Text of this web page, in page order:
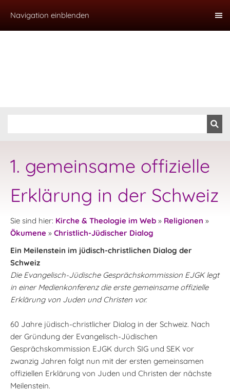
Navigation einblenden
1. gemeinsame offizielle
Erklärung in der Schweiz
Sie sind hier: Kirche & Theologie im Web » Religionen »
Ökumene » Christlich-Jüdischer Dialog
Ein Meilenstein im jüdisch-christlichen Dialog der
Schweiz
Die Evangelisch-Jüdische Gesprächskommission EJGK legt
in einer Medienkonferenz die erste gemeinsame offizielle
Erklärung von Juden und Christen vor.
60 Jahre jüdisch-christlicher Dialog in der Schweiz. Nach
der Gründung der Evangelisch-Jüdischen
Gesprächskommission EJGK durch SIG und SEK vor
zwanzig Jahren folgt nun mit der ersten gemeinsamen
offiziellen Erklärung von Juden und Christen der nächste
Meilenstein.